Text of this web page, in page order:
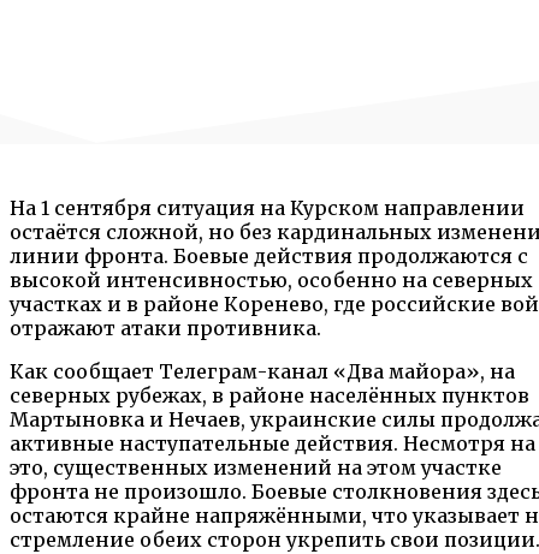
На 1 сентября ситуация на Курском направлении
остаётся сложной, но без кардинальных
линии фронта. Боевые действия продолжаются с
высокой интенсивностью, особенно на северных
участках и в районе Коренево, где российские
отражают атаки противника.
Как сообщает Телеграм-канал «Два майора», на
северных рубежах, в районе населённых пунктов
Мартыновка и Нечаев, украинские силы
активные наступательные действия. Несмотря на
это, существенных изменений на этом участке
фронта не произошло. Боевые столкновения
остаются крайне напряжёнными, что указывает
стремление обеих сторон укрепить свои позиции.